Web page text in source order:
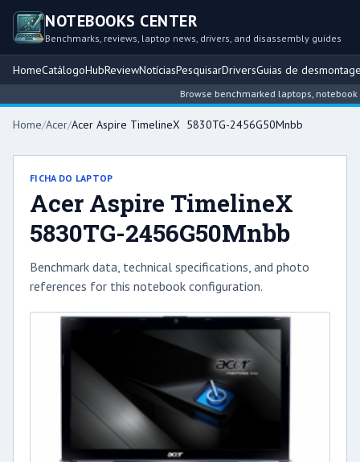
NOTEBOOKS CENTER
Benchmarks, reviews, laptop news, drivers, and disassembly guides
HomeCatálogoHubReviewNotíciasPesquisarDriversGuias de
Browse benchmarked laptops, notebook
Home/Acer/Acer Aspire TimelineX 5830TG-2456G50Mnbb
FICHA DO LAPTOP
Acer Aspire TimelineX
5830TG-2456G50Mnbb
Benchmark data, technical specifications, and photo
references for this notebook configuration.